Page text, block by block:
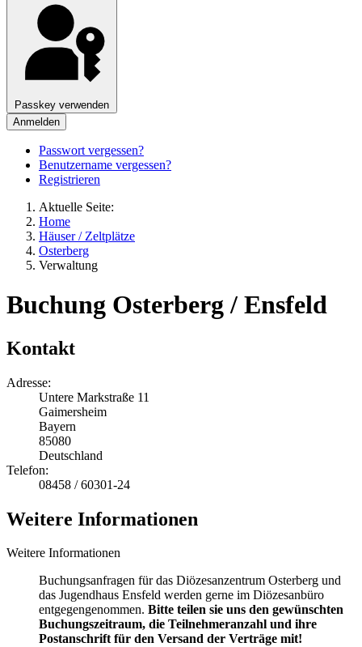
Passkey verwenden
Anmelden
Passwort vergessen?
Benutzername vergessen?
Registrieren
Aktuelle Seite:
Home
Häuser / Zeltplätze
Osterberg
Verwaltung
Buchung Osterberg / Ensfeld
Kontakt
Adresse:
Untere Markstraße 11
Gaimersheim
Bayern
85080
Deutschland
Telefon:
08458 / 60301-24
Weitere Informationen
Weitere Informationen
Buchungsanfragen für das Diözesanzentrum Osterberg und
das Jugendhaus Ensfeld werden gerne im Diözesanbüro
entgegengenommen. Bitte teilen sie uns den gewünschten
Buchungszeitraum, die Teilnehmeranzahl und ihre
Postanschrift für den Versand der Verträge mit!